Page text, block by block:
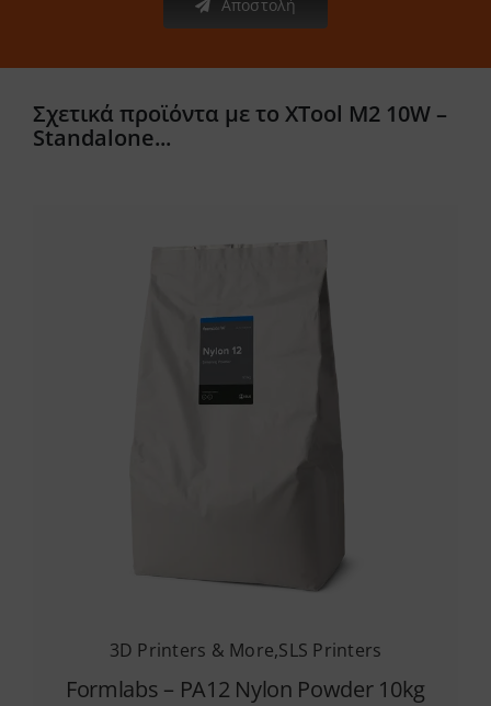
Αποστολή
Σχετικά προϊόντα με το XTool M2 10W –
Standalone...
3D Printers & More,SLS Printers
Formlabs – PA12 Nylon Powder 10kg